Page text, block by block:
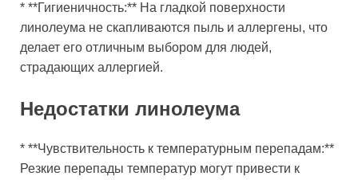
* **Гигиеничность:** На гладкой поверхности
линолеума не скапливаются пыль и аллергены, что
делает его отличным выбором для людей,
страдающих аллергией.
Недостатки линолеума
* **Чувствительность к температурным перепадам:**
Резкие перепады температур могут привести к